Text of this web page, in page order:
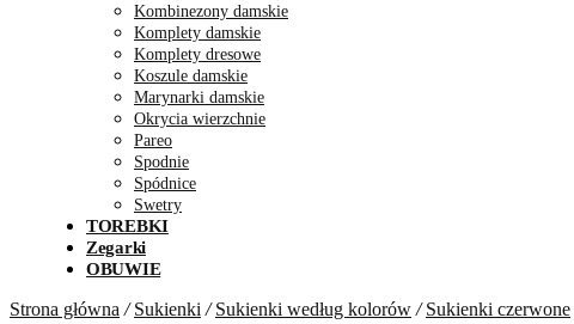
Kombinezony damskie
Komplety damskie
Komplety dresowe
Koszule damskie
Marynarki damskie
Okrycia wierzchnie
Pareo
Spodnie
Spódnice
Swetry
TOREBKI
Zegarki
OBUWIE
Strona główna / Sukienki / Sukienki według kolorów / Sukienki czerwone